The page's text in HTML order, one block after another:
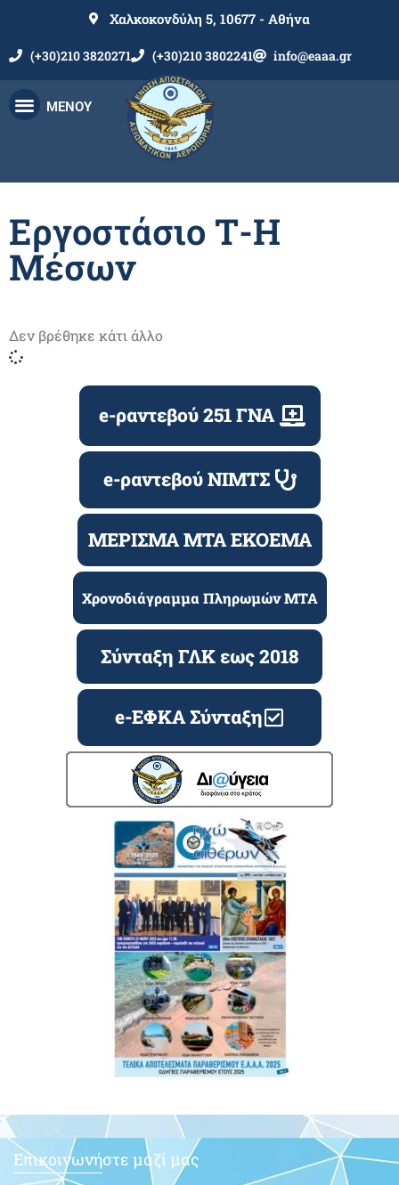
Χαλκοκονδύλη 5, 10677 - Αθήνα
(+30)210 3820271 (+30)210 3802241 info@eaaa.gr
ΜΕΝΟΥ
Εργοστάσιο Τ-Η
Μέσων
Δεν βρέθηκε κάτι άλλο
e-ραντεβού 251 ΓΝΑ
e-ραντεβού ΝΙΜΤΣ
ΜΕΡΙΣΜΑ ΜΤΑ ΕΚΟΕΜΑ
Χρονοδιάγραμμα Πληρωμών ΜΤΑ
Σύνταξη ΓΛΚ εως 2018
e-ΕΦΚΑ Σύνταξη
Επικοινωνήστε μαζί μας